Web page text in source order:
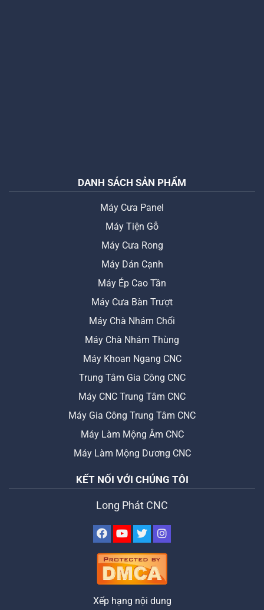
DANH SÁCH SẢN PHẨM
Máy Cưa Panel
Máy Tiện Gỗ
Máy Cưa Rong
Máy Dán Cạnh
Máy Ép Cao Tần
Máy Cưa Bàn Trượt
Máy Chà Nhám Chổi
Máy Chà Nhám Thùng
Máy Khoan Ngang CNC
Trung Tâm Gia Công CNC
Máy CNC Trung Tâm CNC
Máy Gia Công Trung Tâm CNC
Máy Làm Mộng Âm CNC
Máy Làm Mộng Dương CNC
KẾT NỐI VỚI CHÚNG TÔI
Long Phát CNC
Xếp hạng nội dung